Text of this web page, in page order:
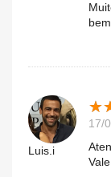
Luis.i
★
★
17/